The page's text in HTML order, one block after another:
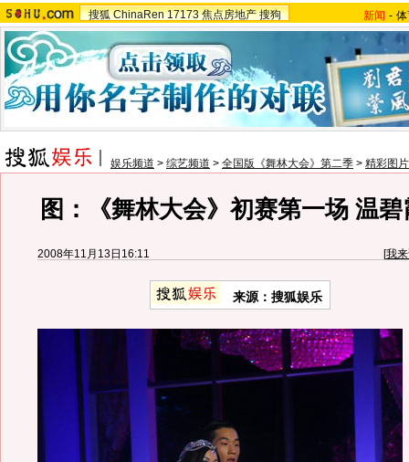
搜狐 ChinaRen 17173 焦点房地产 搜狗 新闻 -
娱乐频道 > 综艺频道 > 全国版《舞林大会》第二季 > 精彩图片
图：《舞林大会》初赛第一场 温
2008年11月13日16:11 [我
来源：搜狐娱乐